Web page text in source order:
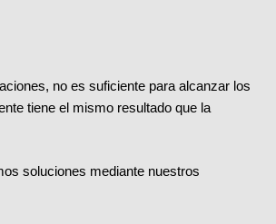
no es suficiente para alcanzar los
tiene el mismo resultado que la
soluciones mediante nuestros